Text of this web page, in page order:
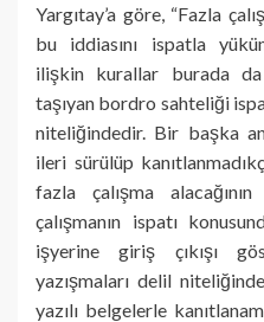
Yargıtay’a göre, “Fazla
bu iddiasını ispatla
ilişkin kurallar burada da
taşıyan bordro sahteliği
ni­teliğindedir. Bir başka
ileri sürülüp
fazla çalışma
çalışmanın ispatı
işyerine giriş çı­kışı
yazışmaları delil
yazılı belgelerle